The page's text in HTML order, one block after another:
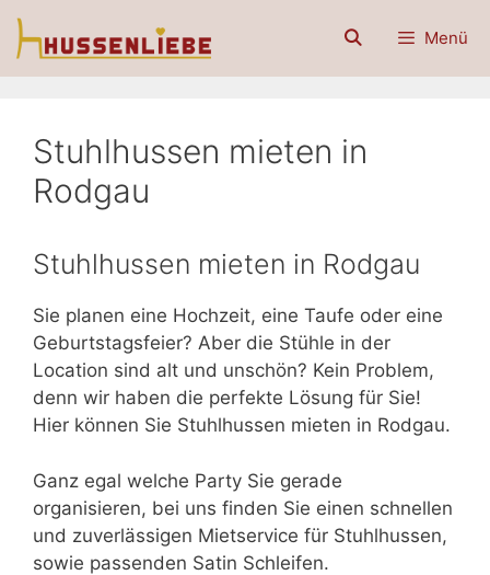
Zum
Inhalt
Menü
Stuhlhussen mieten in
Rodgau
Stuhlhussen mieten in Rodgau
Sie planen eine Hochzeit, eine Taufe oder eine
Geburtstagsfeier? Aber die Stühle in der
Location sind alt und unschön? Kein Problem,
denn wir haben die perfekte Lösung für Sie!
Hier können Sie Stuhlhussen mieten in Rodgau.
Ganz egal welche Party Sie gerade
organisieren, bei uns finden Sie einen schnellen
und zuverlässigen Mietservice für Stuhlhussen,
sowie passenden Satin Schleifen.